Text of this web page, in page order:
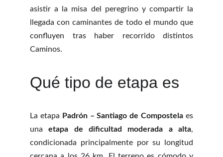
asistir a la misa del peregrino y compartir la
llegada con caminantes de todo el mundo que
confluyen tras haber recorrido distintos
Caminos.
Qué tipo de etapa es
La etapa Padrón – Santiago de Compostela es
unaetapa de dificultad moderada a alta,
condicionada principalmente por su longitud